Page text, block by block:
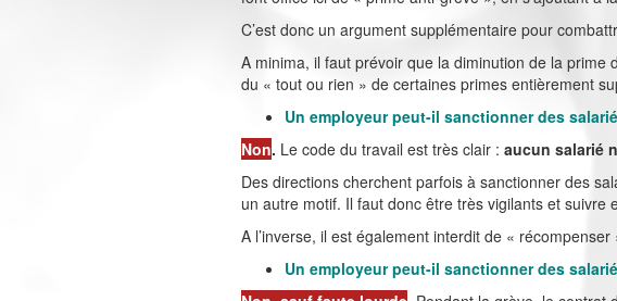
C’est donc un argument supplémentaire pour
A minima, il faut prévoir que la diminution de la prime
du « tout ou rien » de certaines primes entièrement
Un employeur peut-il sanctionner des
Non. Le code du travail est très clair : aucun salarié
Des directions cherchent parfois à sanctionner des
un autre motif. Il faut donc être très vigilants et
A l’inverse, il est également interdit de «
Un employeur peut-il sanctionner des